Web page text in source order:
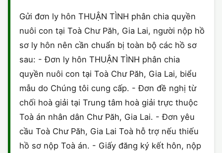
Gửi đơn ly hôn THUẬN TÌNH phân chia quyền
nuôi con tại Toà Chư Păh, Gia Lai, người nộp hồ
sơ ly hôn nên cần chuẩn bị toàn bộ các hồ sơ
sau: - Đơn ly hôn THUẬN TÌNH phân chia
quyền nuôi con tại Toà Chư Păh, Gia Lai, biểu
mẫu do Chúng tôi cung cấp. - Đơn đề nghị từ
chối hoà giải tại Trung tâm hoà giải trực thuộc
Toà án nhân dân Chư Păh, Gia Lai. - Đơn yêu
cầu Toà Chư Păh, Gia Lai Toà hỗ trợ nếu thiếu
hồ sơ nộp Toà án. - Giấy đăng ký kết hôn, nộp